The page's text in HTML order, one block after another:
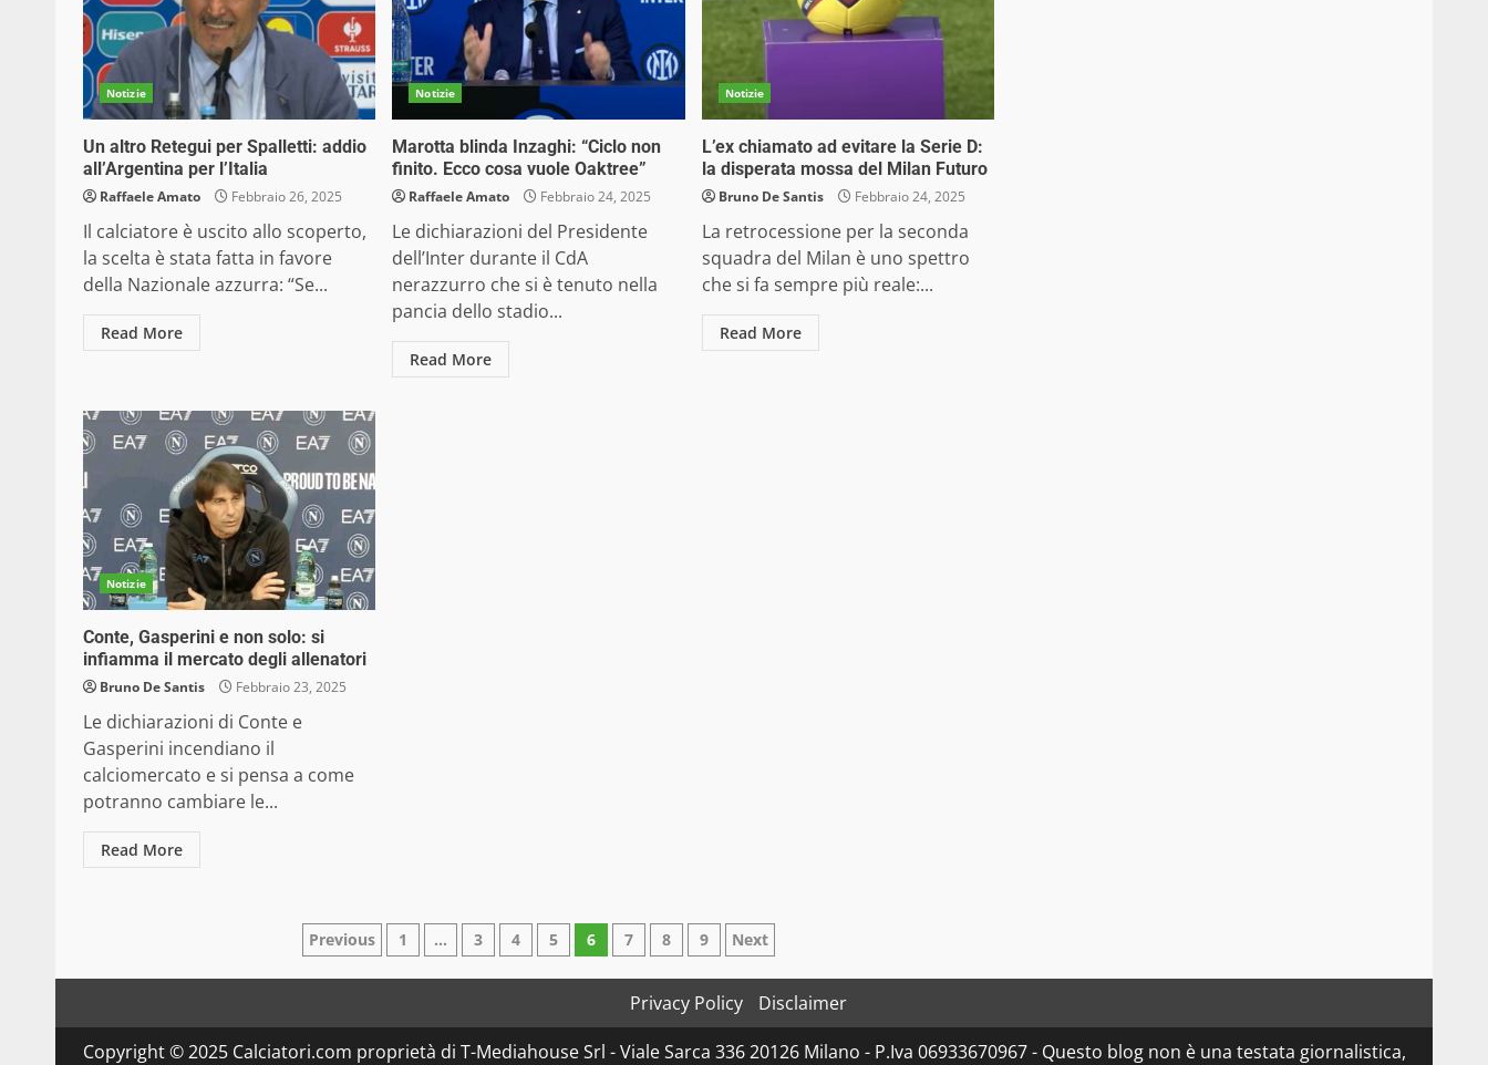
Notizie
Un altro Retegui per Spalletti: addio
all’Argentina per l’Italia
Raffaele Amato Febbraio 26, 2025
Il calciatore è uscito allo scoperto,
la scelta è stata fatta in favore
della Nazionale azzurra: “Se...
Read More
Notizie
Marotta blinda Inzaghi: “Ciclo non
finito. Ecco cosa vuole Oaktree”
Raffaele Amato Febbraio 24, 2025
Le dichiarazioni del Presidente
dell’Inter durante il CdA
nerazzurro che si è tenuto nella
pancia dello stadio...
Read More
Notizie
L’ex chiamato ad evitare la Serie D:
la disperata mossa del Milan Futuro
Bruno De Santis Febbraio 24, 2025
La retrocessione per la seconda
squadra del Milan è uno spettro
che si fa sempre più reale:...
Read More
Notizie
Conte, Gasperini e non solo: si
infiamma il mercato degli allenatori
Bruno De Santis Febbraio 23, 2025
Le dichiarazioni di Conte e
Gasperini incendiano il
calciomercato e si pensa a come
potranno cambiare le...
Read More
Paginazione
degli
articoli
Previous 1 … 3 4 5 6 7 8 9 Next
Privacy Policy
Disclaimer
Copyright © 2025 Calciatori.com proprietà di T-Mediahouse Srl - Viale Sarca 336 20126 Milano - P.Iva 06933670967 - Questo blog non è una testata giornalistica,